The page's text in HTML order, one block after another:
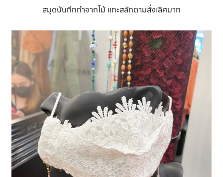
สมุดบันทึกทำจากไม้ แกะสลักตามสั่งเลิศมาก